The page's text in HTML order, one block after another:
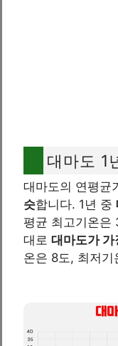
대마도 1
대마도의 연평균
슷합니다. 1년 중
평균 최고기온은
대로 대마도가 가
온은 8도, 최저기